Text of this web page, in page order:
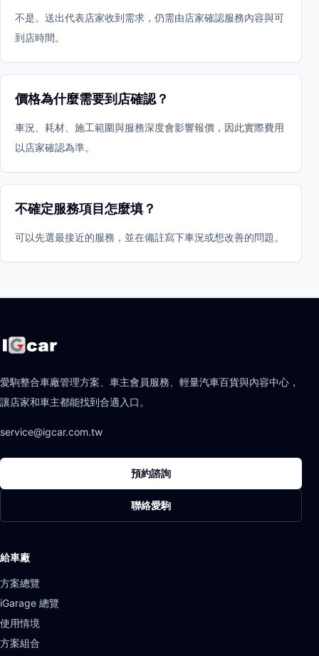
不是。送出代表店家收到需求，仍需由店家確認服務內容與可
到店時間。
價格為什麼需要到店確認？
車況、耗材、施工範圍與服務深度會影響報價，因此實際費用
以店家確認為準。
不確定服務項目怎麼填？
可以先選最接近的服務，並在備註寫下車況或想改善的問題。
愛駒整合車廠管理方案、車主會員服務、輕量汽車百貨與內容中心，
讓店家和車主都能找到合適入口。
service@igcar.com.tw
預約諮詢
聯絡愛駒
給車廠
方案總覽
iGarage 總覽
使用情境
方案組合